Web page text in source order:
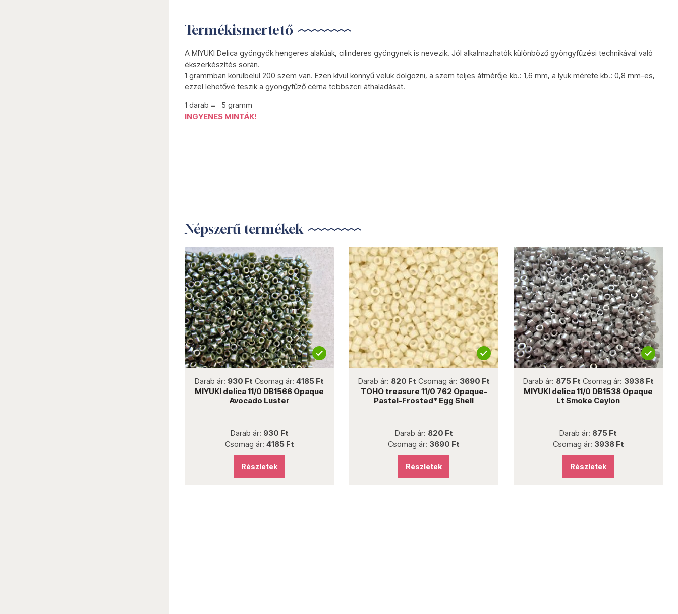
Termékismertető
A MIYUKI Delica gyöngyök hengeres alakúak, cilinderes gyöngynek is nevezik. Jól alkalmazhatók különböző gyöngyfűzési technikával való
ékszerkészítés során.
1 grammban körülbelül 200 szem van. Ezen kívül könnyű velük dolgozni, a szem teljes átmérője kb.: 1,6 mm, a lyuk mérete kb.: 0,8 mm-es,
ezzel lehetővé teszik a gyöngyfűző cérna többszöri áthaladását.
1 darab = 5 gramm
INGYENES MINTÁK!
Népszerű termékek
Darab ár: 930 Ft Csomag ár: 4185 Ft
MIYUKI delica 11/0 DB1566 Opaque
Avocado Luster
Darab ár: 930 Ft
Csomag ár: 4185 Ft
Részletek
Darab ár: 820 Ft Csomag ár: 3690 Ft
TOHO treasure 11/0 762 Opaque-
Pastel-Frosted* Egg Shell
Darab ár: 820 Ft
Csomag ár: 3690 Ft
Részletek
Darab ár: 875 Ft Csomag ár: 3938 Ft
MIYUKI delica 11/0 DB1538 Opaque
Lt Smoke Ceylon
Darab ár: 875 Ft
Csomag ár: 3938 Ft
Részletek